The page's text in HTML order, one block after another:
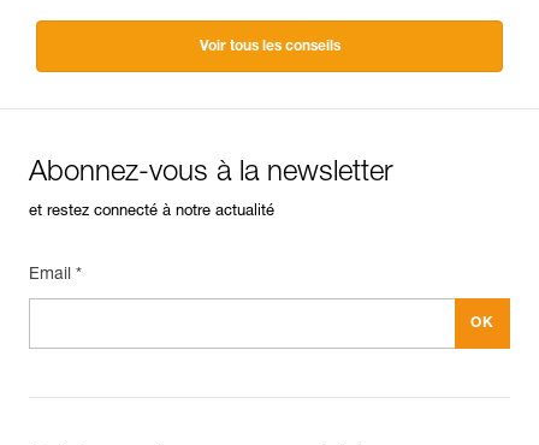
Voir tous les conseils
Abonnez-vous à la newsletter
et restez connecté à notre actualité
Email *